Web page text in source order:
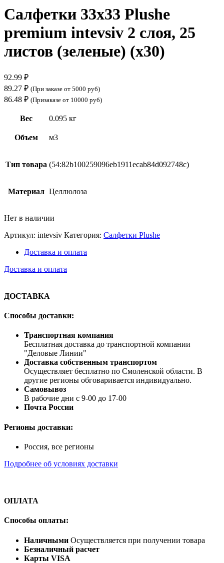
Салфетки 33х33 Plushe
premium intevsiv 2 слоя, 25
листов (зеленые) (х30)
92.99 ₽
89.27 ₽ (При заказе от 5000 руб)
86.48 ₽ (Призаказе от 10000 руб)
Вес 0.095 кг
Объем м3
Тип товара (54:82b100259096eb1911ecab84d092748c)
Материал Целлюлоза
Нет в наличии
Артикул: intevsiv Категория: Салфетки Plushe
Доставка и оплата
Доставка и оплата
ДОСТАВКА
Способы доставки:
Транспортная компания
Бесплатная доставка до транспортной компании
"Деловые Линии"
Доставка собственным транспортом
Осуществляет бесплатно по Смоленской области. В
другие регионы обговаривается индивидуально.
Самовывоз
В рабочие дни с 9-00 до 17-00
Почта России
Регионы доставки:
Россия, все регионы
Подробнее об условиях доставки
ОПЛАТА
Способы оплаты:
Наличными Осуществляется при получении товара
Безналичный расчет
Карты VISA